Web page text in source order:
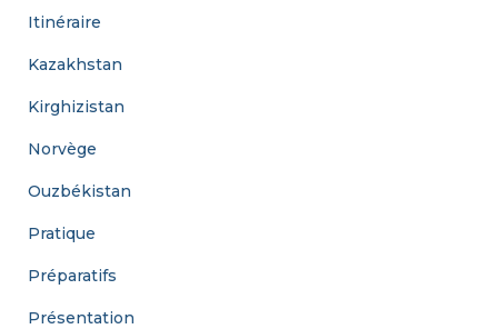
Itinéraire
Kazakhstan
Kirghizistan
Norvège
Ouzbékistan
Pratique
Préparatifs
Présentation